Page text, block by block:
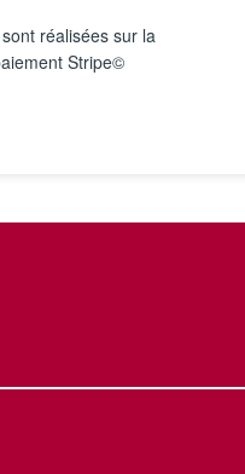
réalisées sur la
Stripe©